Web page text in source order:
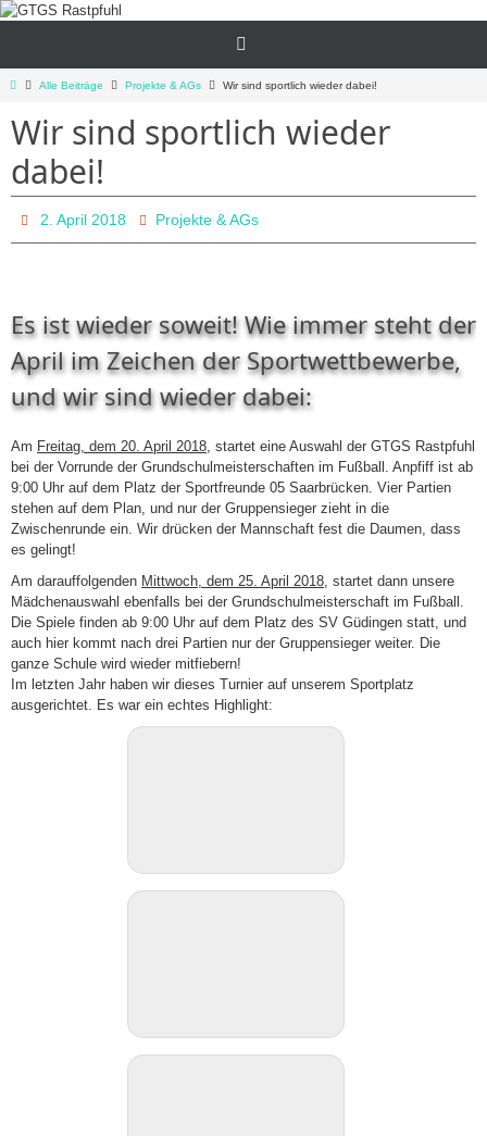
Zum
StartAlle Beiträge Projekte & AGs Wir sind sportlich wieder dabei!
Wir sind sportlich wieder
dabei!
2. April 2018 Projekte & AGs
Es ist wieder soweit! Wie immer steht der
April im Zeichen der Sportwettbewerbe,
und wir sind wieder dabei:
Am Freitag, dem 20. April 2018, startet eine Auswahl der GTGS Rastpfuhl
bei der Vorrunde der Grundschulmeisterschaften im Fußball. Anpfiff ist ab
9:00 Uhr auf dem Platz der Sportfreunde 05 Saarbrücken. Vier Partien
stehen auf dem Plan, und nur der Gruppensieger zieht in die
Zwischenrunde ein. Wir drücken der Mannschaft fest die Daumen, dass
es gelingt!
Am darauffolgenden Mittwoch, dem 25. April 2018, startet dann unsere
Mädchenauswahl ebenfalls bei der Grundschulmeisterschaft im Fußball.
Die Spiele finden ab 9:00 Uhr auf dem Platz des SV Güdingen statt, und
auch hier kommt nach drei Partien nur der Gruppensieger weiter. Die
ganze Schule wird wieder mitfiebern!
Im letzten Jahr haben wir dieses Turnier auf unserem Sportplatz
ausgerichtet. Es war ein echtes Highlight: